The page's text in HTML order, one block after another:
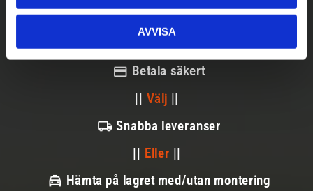
AVVISA
Betala säkert
|| Välj ||
Snabba leveranser
|| Eller ||
Hämta på lagret med/utan montering